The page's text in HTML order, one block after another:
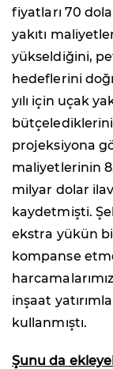
fiyatları 70
yakıtı
yükseldiğini,
hedeflerini
yılı için uçak
projeksiyona
maliyetlerinin
milyar dolar
kaydetmişti.
ekstra yükün
kompanse
inşaat
kullanmıştı.
Şunu da